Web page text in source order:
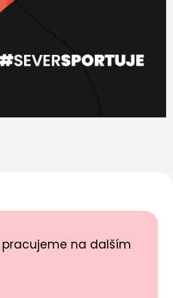
na dalším